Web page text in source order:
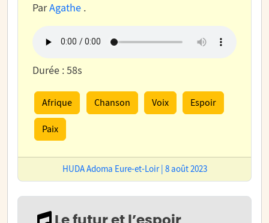
ParAgathe .
Durée : 58s
Afrique Chanson Voix Espoir
Paix
HUDA Adoma Eure-et-Loir | 8 août 2023